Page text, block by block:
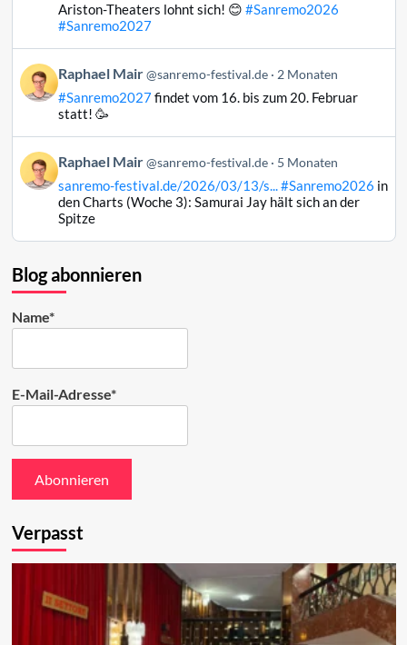
ansehen
Ariston-Theaters lohnt sich! 😊 #Sanremo2026
#Sanremo2027
Beitrag
von
Raphael
Bluesky
ansehen
Raphael Mair @sanremo-festival.de 2 Monaten
#Sanremo2027findet vom 16. bis zum 20. Februar
statt! 🥳
Beitrag
von
Raphael
ansehen
Raphael Mair @sanremo-festival.de 5 Monaten
sanremo-festival.de/2026/03/13/s...#Sanremo2026 in
den Charts (Woche 3): Samurai Jay hält sich an der
Spitze
Blog abonnieren
Name*
E-Mail-Adresse*
Verpasst